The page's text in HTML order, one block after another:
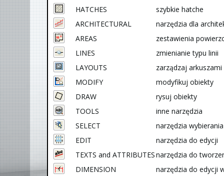
HATCHES
szybkie hatche
ARCHITECTURAL
narzędzia dla
AREAS
zestawienia
LINES
zmienianie typu linii
LAYOUTS
zarządzaj arkuszami
MODIFY
modyfikuj obiekty
DRAW
rysuj obiekty
TOOLS
inne narzędzia
SELECT
narzędzia wybierania
EDIT
narzędzia do edycji
TEXTS and ATTRIBUTESnarzędzia do
DIMENSION
narzędzia do edycji